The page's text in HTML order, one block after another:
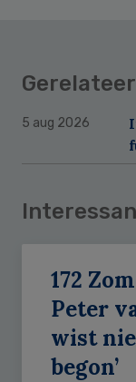
5 aug 2026
172
Peter
wist
begon’